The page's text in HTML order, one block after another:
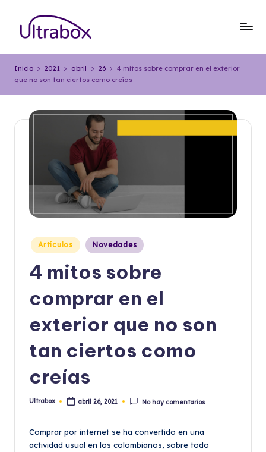
Saltar
contenido
l
o
b
Inicio 2021 abril 26
4 mitos sobre comprar en el exterior
que no son tan ciertos como creías
Publicado
en
Artículos Novedades
4 mitos sobre
comprar en el
exterior que no son
tan ciertos como
creías
Publicado
Ultrabox abril 26, 2021 No hay comentarios
Comprar por internet se ha convertido en una
actividad usual en los colombianos, sobre todo